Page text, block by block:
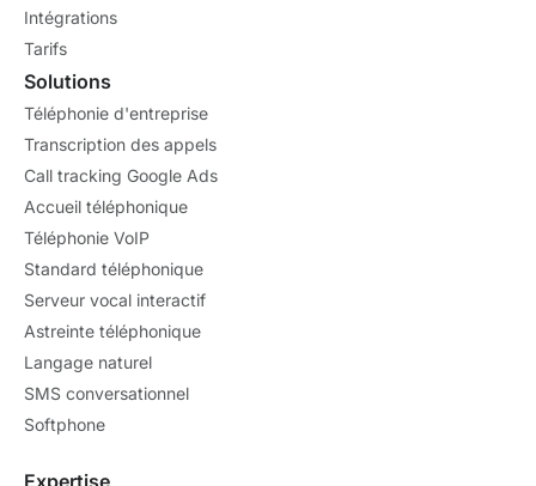
Intégrations
Tarifs
Solutions
Téléphonie d'entreprise
Transcription des appels
Call tracking Google Ads
Accueil téléphonique
Téléphonie VoIP
Standard téléphonique
Serveur vocal interactif
Astreinte téléphonique
Langage naturel
SMS conversationnel
Softphone
Expertise